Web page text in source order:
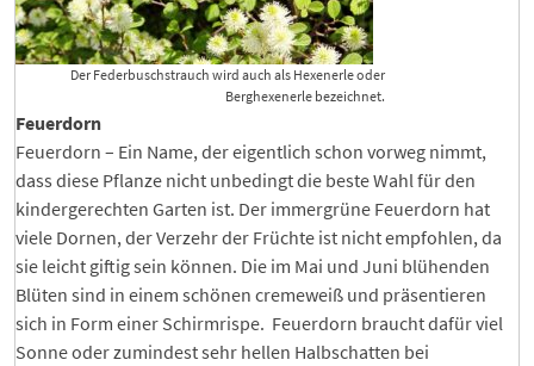
Der Federbuschstrauch wird auch als Hexenerle oder
Berghexenerle bezeichnet.
Feuerdorn
Feuerdorn – Ein Name, der eigentlich schon vorweg nimmt,
dass diese Pflanze nicht unbedingt die beste Wahl für den
kindergerechten Garten ist. Der immergrüne Feuerdorn hat
viele Dornen, der Verzehr der Früchte ist nicht empfohlen, da
sie leicht giftig sein können. Die im Mai und Juni blühenden
Blüten sind in einem schönen cremeweiß und präsentieren
sich in Form einer Schirmrispe. Feuerdorn braucht dafür viel
Sonne oder zumindest sehr hellen Halbschatten bei